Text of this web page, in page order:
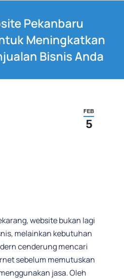
Pekanbaru
Meningkatkan
Bisnis Anda
FEB
5
website bukan lagi
melainkan kebutuhan
cenderung mencari
sebelum memutuskan
jasa. Oleh